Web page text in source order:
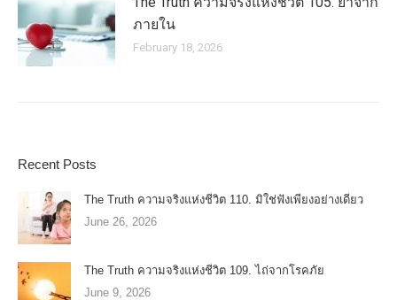
ภายใน
February 18, 2026
Recent Posts
The Truth ความจริงแห่งชีวิต 110. มิใช่ฟังเพียงอย่างเดียว
June 26, 2026
The Truth ความจริงแห่งชีวิต 109. ไถ่จากโรคภัย
June 9, 2026